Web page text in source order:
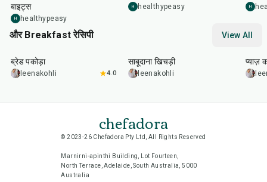
बाइट्स
H healthypeasy
H healthypeasy H
और Breakfast रेसिपी View All
15
ब्रेड पकोड़ा
leenakohli 4.0
साबूदाना खिचड़ी
leenakohli
प्याज़
chefadora
© 2023-26 Chefadora Pty Ltd, All Rights Reserved
Marnirni-apinthi Building, Lot Fourteen,
North Terrace, Adelaide, South Australia, 5000
Australia